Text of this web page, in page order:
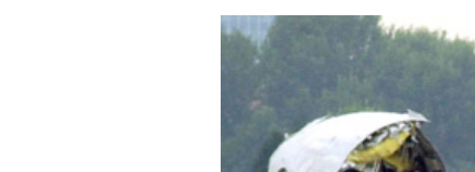
Europa